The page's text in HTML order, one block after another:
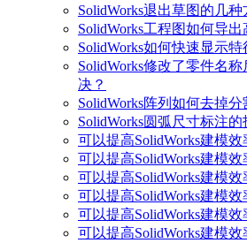
SolidWorks退出草图的几种
SolidWorks工程图如何导出
SolidWorks如何快速显示特
SolidWorks修改了零件名
决？
SolidWorks阵列如何去掉分
SolidWorks圆弧尺寸标注的
可以提高SolidWorks建模效
可以提高SolidWorks建模效
可以提高SolidWorks建模效
可以提高SolidWorks建模效
可以提高SolidWorks建模效
可以提高SolidWorks建模效